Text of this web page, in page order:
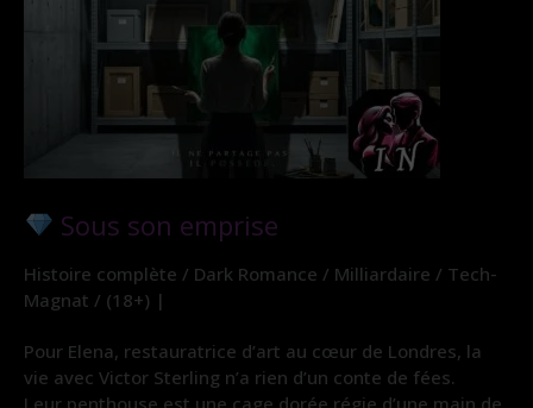
Sous son emprise
Histoire complète / Dark Romance / Milliardaire / Tech-
Magnat / (18+) |
Pour Elena, restauratrice d’art au cœur de Londres, la
vie avec Victor Sterling n’a rien d’un conte de fées.
Leur penthouse est une cage dorée régie d’une main de